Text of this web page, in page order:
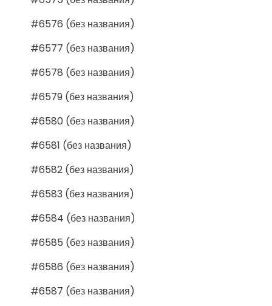
#6576 (без названия)
#6577 (без названия)
#6578 (без названия)
#6579 (без названия)
#6580 (без названия)
#6581 (без названия)
#6582 (без названия)
#6583 (без названия)
#6584 (без названия)
#6585 (без названия)
#6586 (без названия)
#6587 (без названия)